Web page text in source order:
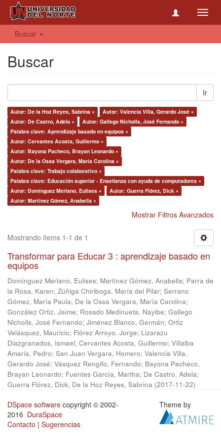
Buscar
Buscar
Ir
Autor: De la Hoz Reyes, Sabrina ×
Autor: Valencia Villa, Gerardo José ×
Autor: De Castro, Adela ×
Autor: Gallego Nicholls, José Fernando ×
Palabra clave: Aprendizaje basado en equipos ×
Autor: Cervantes Acosta, Guillermo ×
Autor: Bayona Pacheco, Brayan Leonardo ×
Autor: De la Ossa Vergara, María Carolina ×
Palabra clave: Trabajo colaborativo ×
Palabra clave: Educación superior - Enseñanza con ayuda de computadores ×
Autor: Domínguez Merlano, Eulises ×
Autor: Guerra Flórez, Dick ×
Autor: Martínez Gómez, Anabella ×
Mostrar Filtros Avanzados
Mostrando ítems 1-1 de 1
Transformar para Educar 3 : aprendizaje basado en
equipos
Domínguez Merlano, Eulises; Martínez Gómez, Anabella; Parra de
la Rosa, Karen; Zúñiga Chiriboga, María del Pilar; Serrano
Gómez, María Paula; De la Ossa Vergara, María Carolina;
González Ortiz, Jaime; Rosado Medinueta, Nayibe; Gallego
Nicholls, José Fernando; Jiménez Blanco, Germán; Ortiz
Velásquez, Mauricio; Flórez Arroyo, Jorge; Lizarazu
Diazgranados, Ismael; Cervantes Acosta, Guillermo; Villalba
Amarís, Pedro; San Juan Vergara, Homero; Valencia Villa,
Gerardo José; Vásquez Rengifo, Fernando; Bayona Pacheco,
Brayan Leonardo; Fuentes García, Martha; De Castro, Adela;
Guerra Flórez, Dick; De la Hoz Reyes, Sabrina (2017-11-22)
DSpace software copyright © 2002-
2016 DuraSpace
Contacto | Sugerencias
Theme by